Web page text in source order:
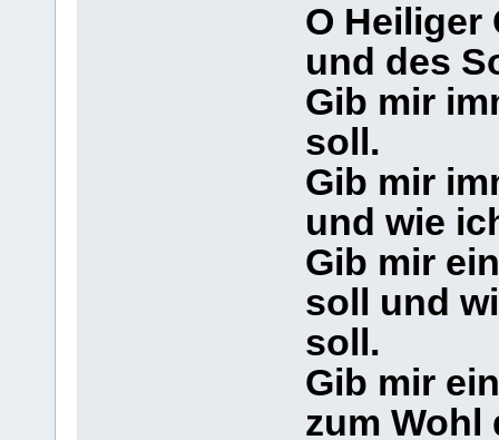
O Heiliger
und des
Gib mir
soll.
Gib mir
und wie
Gib mir
soll und
soll.
Gib mir
zum Wohl